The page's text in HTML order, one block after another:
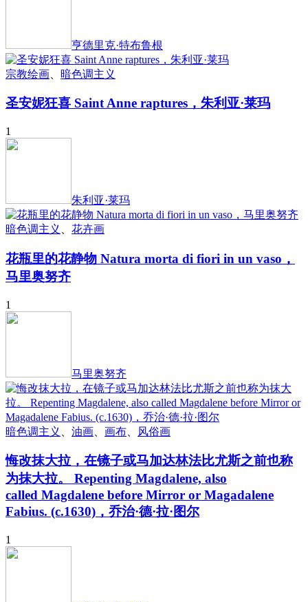
亨德里克·特布鲁根
宗教绘画 暗色调主义
圣安妮狂喜 Saint Anne raptures，朱利亚·莱玛
1
朱利亚·莱玛
暗色调主义 花卉画
花瓶里的花静物 Natura morta di fiori in un vaso，
马里奥努齐
1
马里奥努齐
暗色调主义 油画 画布 风俗画
悔改抹大拉，在镜子或马加达林法比尤斯之前也称
为抹大拉。 Repenting Magdalene, also
called Magdalene before Mirror or Magadalene
Fabius. (c.1630)，乔治·德·拉·图尔
1